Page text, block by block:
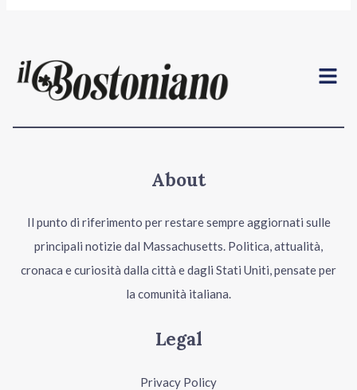
Menu
About
Il punto di riferimento per restare sempre aggiornati sulle
principali notizie dal Massachusetts. Politica, attualità,
cronaca e curiosità dalla città e dagli Stati Uniti, pensate per
la comunità italiana.
Legal
Privacy Policy